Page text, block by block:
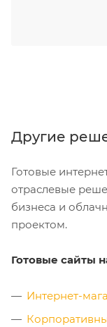
Другие
Готовые
отраслевые
бизнеса и
проектом.
Готовые сайты
Интернет-